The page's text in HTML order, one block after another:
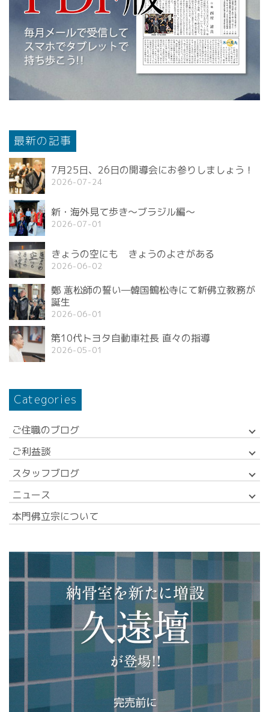
最新の記事
7月25日、26日の開導会にお参りしましょう！
2026-07-24
新・海外見て歩き〜ブラジル編〜
2026-07-01
きょうの空にも きょうのよさがある
2026-06-02
鄭 蕙松師の誓い—韓国鶴松寺にて新佛立教務が
誕生
2026-06-01
第10代トヨタ自動車社長 直々の指導
2026-05-01
Categories
ご住職のブログ
ご利益談
スタッフブログ
ニュース
本門佛立宗について